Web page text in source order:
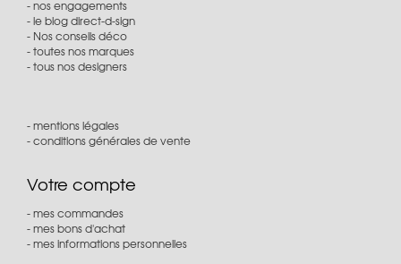
nos engagements
le blog direct-d-sign
Nos conseils déco
toutes nos marques
tous nos designers
mentions légales
conditions générales de vente
Votre compte
mes commandes
mes bons d'achat
mes informations personnelles